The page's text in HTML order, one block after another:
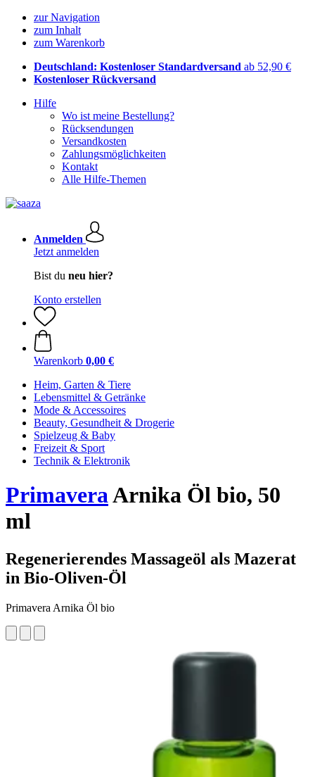
zur Navigation
zum Inhalt
zum Warenkorb
Deutschland: Kostenloser Standardversand ab 52,90 €
Kostenloser Rückversand
Hilfe
Wo ist meine Bestellung?
Rücksendungen
Versandkosten
Zahlungsmöglichkeiten
Kontakt
Alle Hilfe-Themen
Anmelden
Jetzt anmelden
Bist du neu hier?
Konto erstellen
Warenkorb 0,00 €
Heim, Garten & Tiere
Lebensmittel & Getränke
Mode & Accessoires
Beauty, Gesundheit & Drogerie
Spielzeug & Baby
Freizeit & Sport
Technik & Elektronik
PrimaveraArnika Öl bio, 50
ml
Regenerierendes Massageöl als Mazerat
in Bio-Oliven-Öl
Primavera Arnika Öl bio